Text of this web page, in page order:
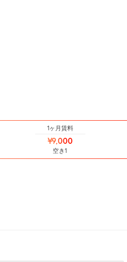
1ヶ月賃料
¥9,000
空き1